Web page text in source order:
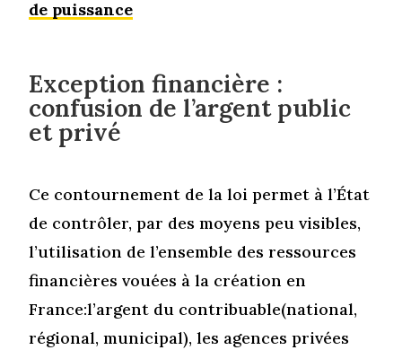
de puissance
Exception financière :
confusion de l’argent public
et privé
Ce contournement de la loi permet à l’État
de contrôler, par des moyens peu visibles,
l’utilisation de l’ensemble des ressources
financières vouées à la création en
France:l’argent du contribuable(national,
régional, municipal), les agences privées